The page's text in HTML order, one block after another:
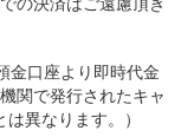
金口座より即時代金
関で発行されたキャ
異なります。）